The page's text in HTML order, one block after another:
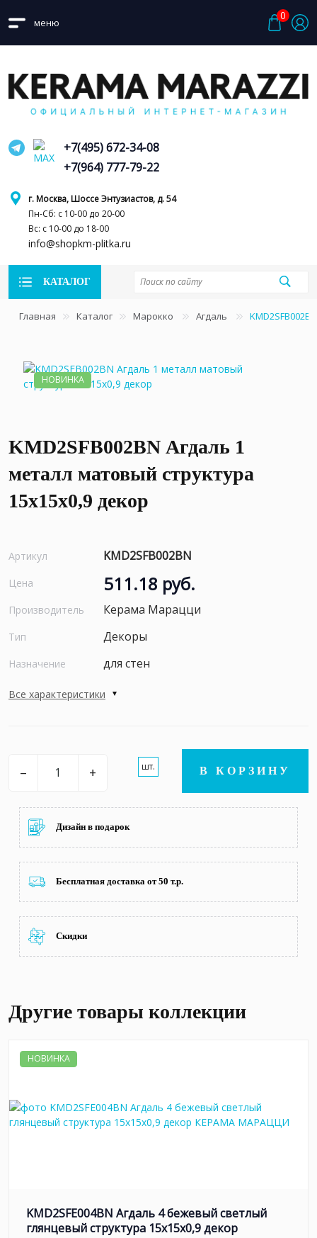
меню
0
г. Москва, Шоссе Энтузиастов, д. 54
Пн-Сб: с 10-00 до 20-00
Вс: с 10-00 до 18-00
info@shopkm-plitka.ru
+7(495) 672-34-08
+7(964) 777-79-22
КАТАЛОГ
Главная Каталог Марокко Агдаль
НОВИНКА
KMD2SFB002BN Агдаль 1
металл матовый структура
15x15x0,9 декор
Артикул KMD2SFB002BN
Цена 511.18 руб.
Производитель Керама Марацци
Тип Декоры
Назначение для стен
Все характеристики
– + шт. В КОРЗИНУ
Дизайн в подарок
Бесплатная доставка от 50 т.р.
Скидки
Другие товары коллекции
НОВИНКА
KMD2SFE004BN Агдаль 4 бежевый светлый
глянцевый структура 15x15x0,9 декор